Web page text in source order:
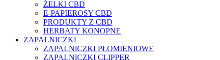
ŻELKI CBD
E-PAPIEROSY CBD
PRODUKTY Z CBD
HERBATY KONOPNE
ZAPALNICZKI
ZAPALNICZKI PŁOMIENIOWE
ZAPALNICZKI CLIPPER